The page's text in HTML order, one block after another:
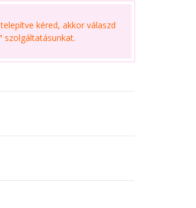
kéred, akkor válaszd
szolgáltatásunkat.